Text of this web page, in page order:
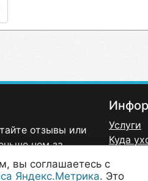
отзывы или
чем за
Услуги
Куда
вы соглашаетесь с
Яндекс.Метрика. Это